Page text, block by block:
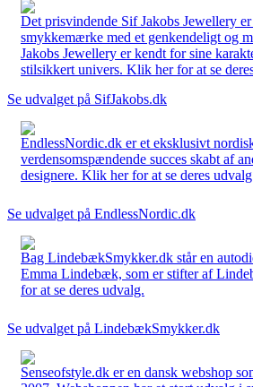
Det prisvindende Sif Jakobs Jewellery
smykkemærke med et genkendeligt og
Jakobs Jewellery er kendt for sine
stilsikkert univers. Klik her for at se
Se udvalget på SifJakobs.dk
EndlessNordic.dk er et eksklusivt
verdensomspændende succes skabt af
designere. Klik her for at se deres
Se udvalget på EndlessNordic.dk
Bag LindebækSmykker.dk står en
Emma Lindebæk, som er stifter af
for at se deres udvalg.
Se udvalget på LindebækSmykker.dk
Senseofstyle.dk er en dansk webshop